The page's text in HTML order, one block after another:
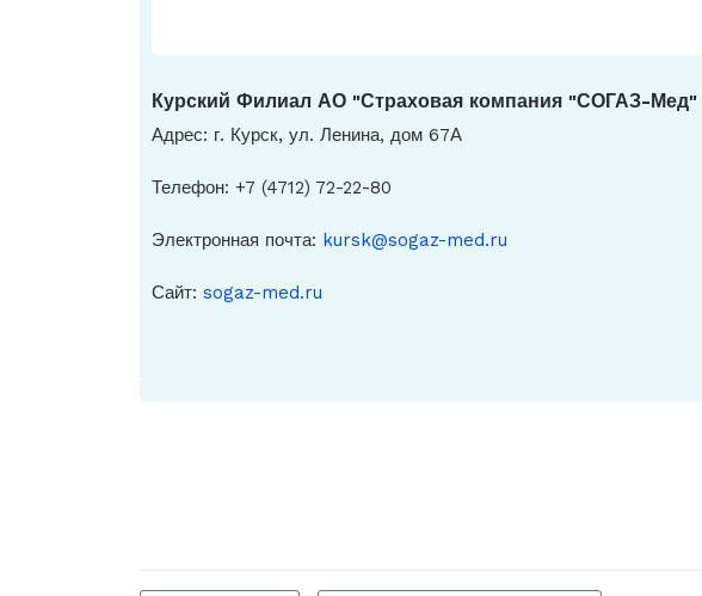
Курский Филиал АО "Страховая компания "СОГАЗ-Мед"
Адрес: г. Курск, ул. Ленина, дом 67А
Телефон: +7 (4712) 72-22-80
Электронная почта: kursk@sogaz-med.ru
Сайт: sogaz-med.ru